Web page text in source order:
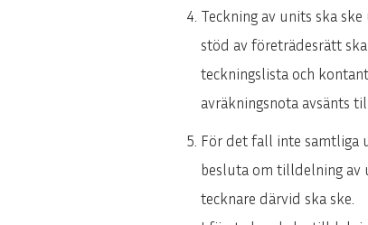
Teckning av units ska
stöd av företrädesrätt
teckningslista och
avräkningsnota avsänts
För det fall inte samtliga
besluta om tilldelning av
tecknare därvid ska ske.